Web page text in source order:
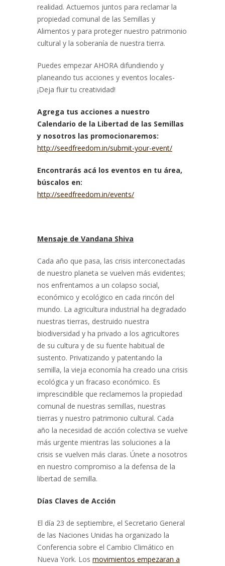
realidad. Actuemos juntos para reclamar la
propiedad comunal de las Semillas y
Alimentos y para proteger nuestro patrimonio
cultural y la soberanía de nuestra tierra.
Puedes empezar AHORA difundiendo y
planeando tus acciones y eventos locales-
¡Deja fluir tu creatividad!
Agrega tus acciones a nuestro
Calendario de la Libertad de las Semillas
y nosotros las promocionaremos:
http://seedfreedom.in/submit-your-event/
Encontrarás acá los eventos en tu área,
búscalos en:
http://seedfreedom.in/events/
Mensaje de Vandana Shiva
Cada año que pasa, las crisis interconectadas
de nuestro planeta se vuelven más evidentes;
nos enfrentamos a un colapso social,
económico y ecológico en cada rincón del
mundo. La agricultura industrial ha degradado
nuestras tierras, destruido nuestra
biodiversidad y ha privado a los agricultores
de su cultura y de su fuente habitual de
sustento. Privatizando y patentando la
semilla, la vieja economía ha creado una crisis
ecológica y un fracaso económico. Es
imprescindible que reclamemos la propiedad
comunal de nuestras semillas, nuestras
tierras y nuestro patrimonio cultural. Cada
año la necesidad de acción colectiva se vuelve
más urgente mientras las soluciones a la
crisis se vuelven más claras. Únete a nosotros
en nuestro compromiso a la defensa de la
libertad de semilla.
Días Claves de Acción
El día 23 de septiembre, el Secretario General
de las Naciones Unidas ha organizado la
Conferencia sobre el Cambio Climático en
Nueva York. Los movimientos empezaran a